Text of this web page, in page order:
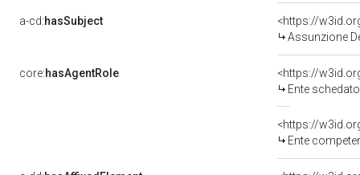
a-cd:hasSubject
<https://
Assunzione
core:hasAgentRole
<https://
Ente schedatore
<https://
Ente competente